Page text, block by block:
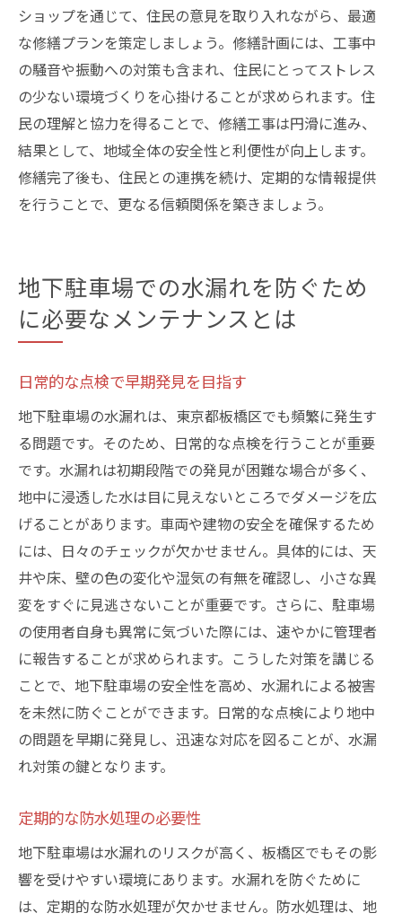
ショップを通じて、住民の意見を取り入れながら、最適
な修繕プランを策定しましょう。修繕計画には、工事中
の騒音や振動への対策も含まれ、住民にとってストレス
の少ない環境づくりを心掛けることが求められます。住
民の理解と協力を得ることで、修繕工事は円滑に進み、
結果として、地域全体の安全性と利便性が向上します。
修繕完了後も、住民との連携を続け、定期的な情報提供
を行うことで、更なる信頼関係を築きましょう。
地下駐車場での水漏れを防ぐため
に必要なメンテナンスとは
日常的な点検で早期発見を目指す
地下駐車場の水漏れは、東京都板橋区でも頻繁に発生す
る問題です。そのため、日常的な点検を行うことが重要
です。水漏れは初期段階での発見が困難な場合が多く、
地中に浸透した水は目に見えないところでダメージを広
げることがあります。車両や建物の安全を確保するため
には、日々のチェックが欠かせません。具体的には、天
井や床、壁の色の変化や湿気の有無を確認し、小さな異
変をすぐに見逃さないことが重要です。さらに、駐車場
の使用者自身も異常に気づいた際には、速やかに管理者
に報告することが求められます。こうした対策を講じる
ことで、地下駐車場の安全性を高め、水漏れによる被害
を未然に防ぐことができます。日常的な点検により地中
の問題を早期に発見し、迅速な対応を図ることが、水漏
れ対策の鍵となります。
定期的な防水処理の必要性
地下駐車場は水漏れのリスクが高く、板橋区でもその影
響を受けやすい環境にあります。水漏れを防ぐために
は、定期的な防水処理が欠かせません。防水処理は、地